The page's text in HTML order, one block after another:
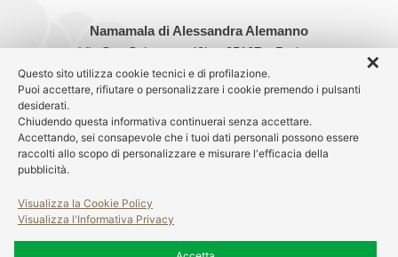
Namamala di Alessandra Alemanno
Via San Salvatore, 49b – 35127 – Padova
Partita IVA: 05192200284
Nessuna parte dei testi può essere riprodotta senza autorizzazione
scritta. Tutte le fotografie sono protette da copyright ©
✕
Questo sito utilizza cookie tecnici e di profilazione.
Puoi accettare, rifiutare o personalizzare i cookie premendo i pulsanti
desiderati.
Chiudendo questa informativa continuerai senza accettare.
Accettando, sei consapevole che i tuoi dati personali possono essere
raccolti allo scopo di personalizzare e misurare l'efficacia della
pubblicità.
Visualizza la Cookie Policy
Visualizza l'Informativa Privacy